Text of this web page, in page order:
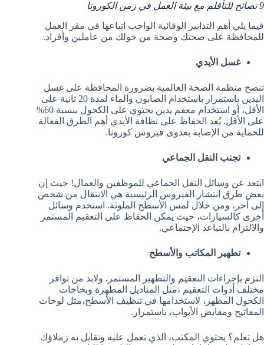
9 نصائح للتأقلم مع بيئة العمل في زمن الكورونا
فيما يلي أهم التدابير الوقائية الواجب اتباعها في مقر العمل
للمحافظة على صحتك وصحة من حولك من عاملين وأفراد.
غسل الأيدي
تنصح منظمة الصحة العالمية بضرورة المحافظة على غسل
اليدين باستمرار باستخدام الصابون والماء لمدة 20 ثانية على
الأقل، أو استخدام معقم يدين يحتوي على الكحول بنسبة 60%
على الأقل. يُعد الحفاظ على نظافة الأيدي أهم الطرق الفعالة
للحماية من الإصابة بعدوى فيروس كورونا.
تجنب النقل الجماعي
ابتعد عن وسائل النقل الجماعي للموظفين والعمال! حيث إن
بعض طرق انتشار الفيروس الرئيسية هي الانتقال من شخص
إلى آخر، ومن خلال لمس الأسطح الملوثة. استخدم وسائل
أخرى كالسيارات، حيث يمكن الحفاظ على التعقيم المستمر
والالتزام بالتباعد الإجتماعي.
تطهير المكاتب والأسطح
التزم بإجراءات التعقيم والتطهير المستمر. ولابد من توافر
مختلف أدوات التعقيم ،مثل المناديل المطهرة وبخاخات
الكحول المطهر، لاستخدامها في تنظيف الأسطح،مثل لوحات
المفاتيح ومقابض الأبواب، باستمرار.
هل تعلم؟ يحتوي المكتب، الذي تعمل عليه وتقابل به زملاؤك